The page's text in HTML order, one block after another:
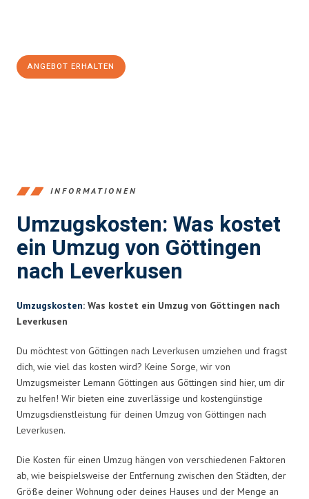
ANGEBOT ERHALTEN
INFORMATIONEN
Umzugskosten: Was kostet
ein Umzug von Göttingen
nach Leverkusen
Umzugskosten: Was kostet ein Umzug von Göttingen nach
Leverkusen
Du möchtest von Göttingen nach Leverkusen umziehen und fragst
dich, wie viel das kosten wird? Keine Sorge, wir von
Umzugsmeister Lemann Göttingen aus Göttingen sind hier, um dir
zu helfen! Wir bieten eine zuverlässige und kostengünstige
Umzugsdienstleistung für deinen Umzug von Göttingen nach
Leverkusen.
Die Kosten für einen Umzug hängen von verschiedenen Faktoren
ab, wie beispielsweise der Entfernung zwischen den Städten, der
Größe deiner Wohnung oder deines Hauses und der Menge an